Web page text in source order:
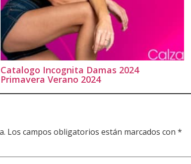
Catalogo Incognita Damas 2024
Primavera Verano 2024
Los campos obligatorios están marcados con *